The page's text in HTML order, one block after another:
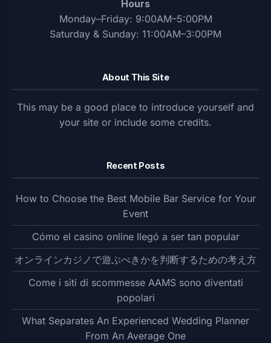
Hours
Monday–Friday: 9:00AM–5:00PM
Saturday & Sunday: 11:00AM–3:00PM
About This Site
This may be a good place to introduce yourself and
your site or include some credits.
Recent Posts
How to Choose the Best Mobile Bar Service for Your
Event
Cómo el casino online llegó a ser tan popular
オンラインカジノで遊ぶべきかを判断するための考え方
Come i siti di scommesse AAMS sono diventati
popolari
What Separates An Experienced Wedding Planner
From An Average One